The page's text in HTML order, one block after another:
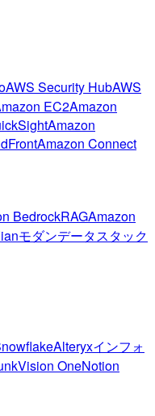
AWS Security HubAWS
EC2Amazon
Amazon
Amazon Connect
BedrockRAGAmazon
モダンデータスタック
Alteryxインフォ
Vision OneNotion